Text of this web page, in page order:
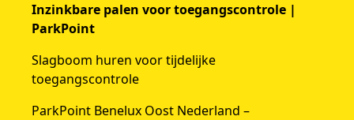
Inzinkbare palen voor toegangscontrole |
ParkPoint
Slagboom huren voor tijdelijke
toegangscontrole
ParkPoint Benelux Oost Nederland –